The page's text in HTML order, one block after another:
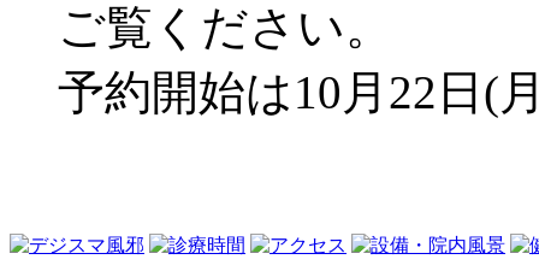
ご覧ください。
予約開始は10月22日(